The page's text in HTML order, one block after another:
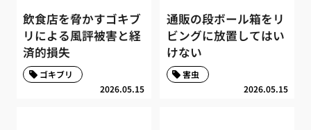
飲食店を脅かすゴキブ
リによる風評被害と経
済的損失
2026.05.15
ゴキブリ
通販の段ボール箱をリ
ビングに放置してはい
けない
2026.05.15
害虫